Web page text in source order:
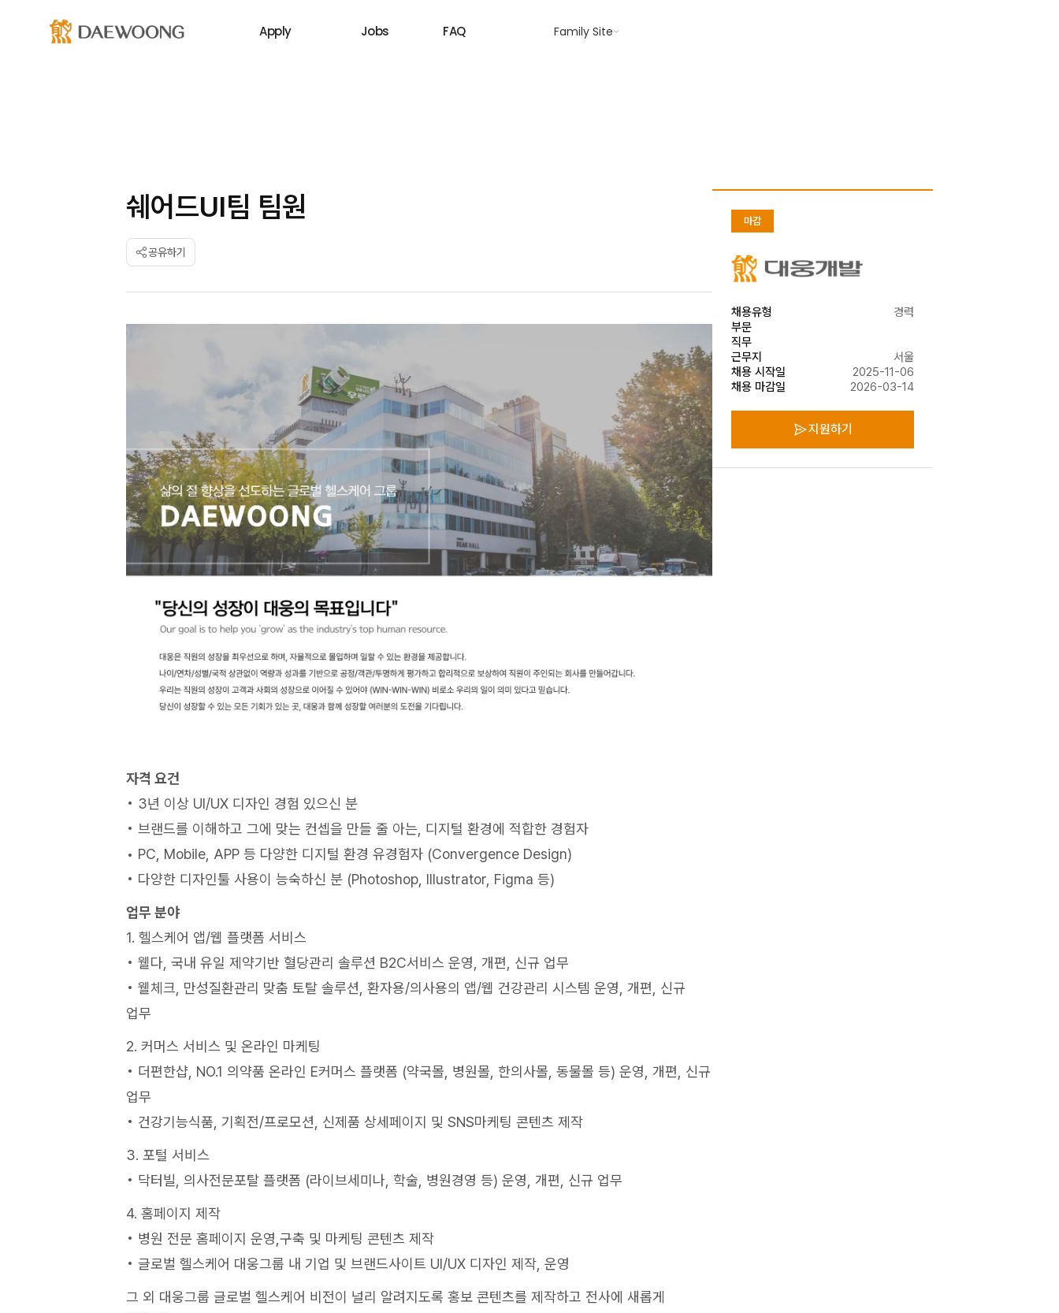
Apply Jobs FAQ Family Site
쉐어드UI팀 팀원
공유하기
자격 요건
• 3년 이상 UI/UX 디자인 경험 있으신 분
• 브랜드를 이해하고 그에 맞는 컨셉을 만들 줄 아는, 디지털 환경에 적합한 경험자
• PC, Mobile, APP 등 다양한 디지털 환경 유경험자 (Convergence Design)
• 다양한 디자인툴 사용이 능숙하신 분 (Photoshop, Illustrator, Figma 등)
업무 분야
1. 헬스케어 앱/웹 플랫폼 서비스
• 웰다, 국내 유일 제약기반 혈당관리 솔루션 B2C서비스 운영, 개편, 신규 업무
• 웰체크, 만성질환관리 맞춤 토탈 솔루션, 환자용/의사용의 앱/웹 건강관리 시스템 운영, 개편, 신규
업무
2. 커머스 서비스 및 온라인 마케팅
• 더편한샵, NO.1 의약품 온라인 E커머스 플랫폼 (약국몰, 병원몰, 한의사몰, 동물몰 등) 운영, 개편, 신규
업무
• 건강기능식품, 기획전/프로모션, 신제품 상세페이지 및 SNS마케팅 콘텐츠 제작
3. 포털 서비스
• 닥터빌, 의사전문포탈 플랫폼 (라이브세미나, 학술, 병원경영 등) 운영, 개편, 신규 업무
4. 홈페이지 제작
• 병원 전문 홈페이지 운영,구축 및 마케팅 콘텐츠 제작
• 글로벌 헬스케어 대웅그룹 내 기업 및 브랜드사이트 UI/UX 디자인 제작, 운영
그 외 대웅그룹 글로벌 헬스케어 비전이 널리 알려지도록 홍보 콘텐츠를 제작하고 전사에 새롭게
마감
채용유형
경력
부문
직무
근무지
서울
채용 시작일
2025-11-06
채용 마감일
2026-03-14
지원하기